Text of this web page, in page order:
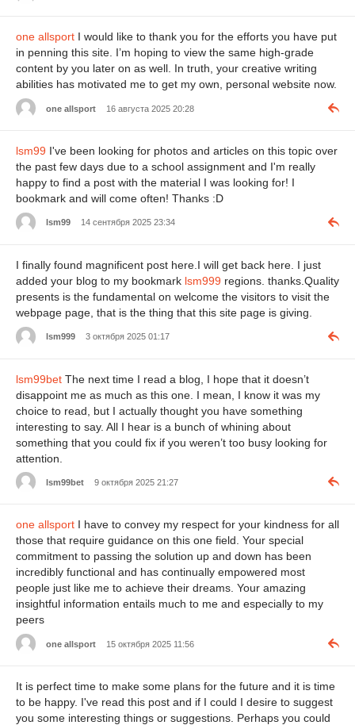
one allsport I would like to thank you for the efforts you have put
in penning this site. I’m hoping to view the same high-grade
content by you later on as well. In truth, your creative writing
abilities has motivated me to get my own, personal website now.
one allsport 16 августа 2025 20:28
lsm99 I've been looking for photos and articles on this topic over
the past few days due to a school assignment and I'm really
happy to find a post with the material I was looking for! I
bookmark and will come often! Thanks :D
lsm99 14 сентября 2025 23:34
I finally found magnificent post here.I will get back here. I just
added your blog to my bookmark lsm999 regions. thanks.Quality
presents is the fundamental on welcome the visitors to visit the
webpage page, that is the thing that this site page is giving.
lsm999 3 октября 2025 01:17
lsm99bet The next time I read a blog, I hope that it doesn’t
disappoint me as much as this one. I mean, I know it was my
choice to read, but I actually thought you have something
interesting to say. All I hear is a bunch of whining about
something that you could fix if you weren’t too busy looking for
attention.
lsm99bet 9 октября 2025 21:27
one allsport I have to convey my respect for your kindness for all
those that require guidance on this one field. Your special
commitment to passing the solution up and down has been
incredibly functional and has continually empowered most
people just like me to achieve their dreams. Your amazing
insightful information entails much to me and especially to my
peers
one allsport 15 октября 2025 11:56
It is perfect time to make some plans for the future and it is time
to be happy. I've read this post and if I could I desire to suggest
you some interesting things or suggestions. Perhaps you could